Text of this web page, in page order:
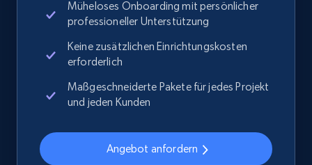
Home Depot US - Discover products by
URL, Domain, Country code, Model number,
Sku, Product id, Product name, Manufacturer,
Müheloses Onboarding mit persönlicher
professioneller Unterstützung
Keine zusätzlichen Einrichtungskosten
erforderlich
Maßgeschneiderte Pakete für jedes Projekt
und jeden Kunden
Angebot anfordern